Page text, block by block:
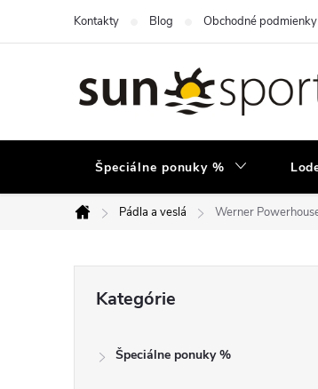
Kontakty Blog Obchodné podmienky
Špeciálne ponuky %
Domov
Pádla a veslá Werner
kategórie
Kategórie
Špeciálne ponuky %